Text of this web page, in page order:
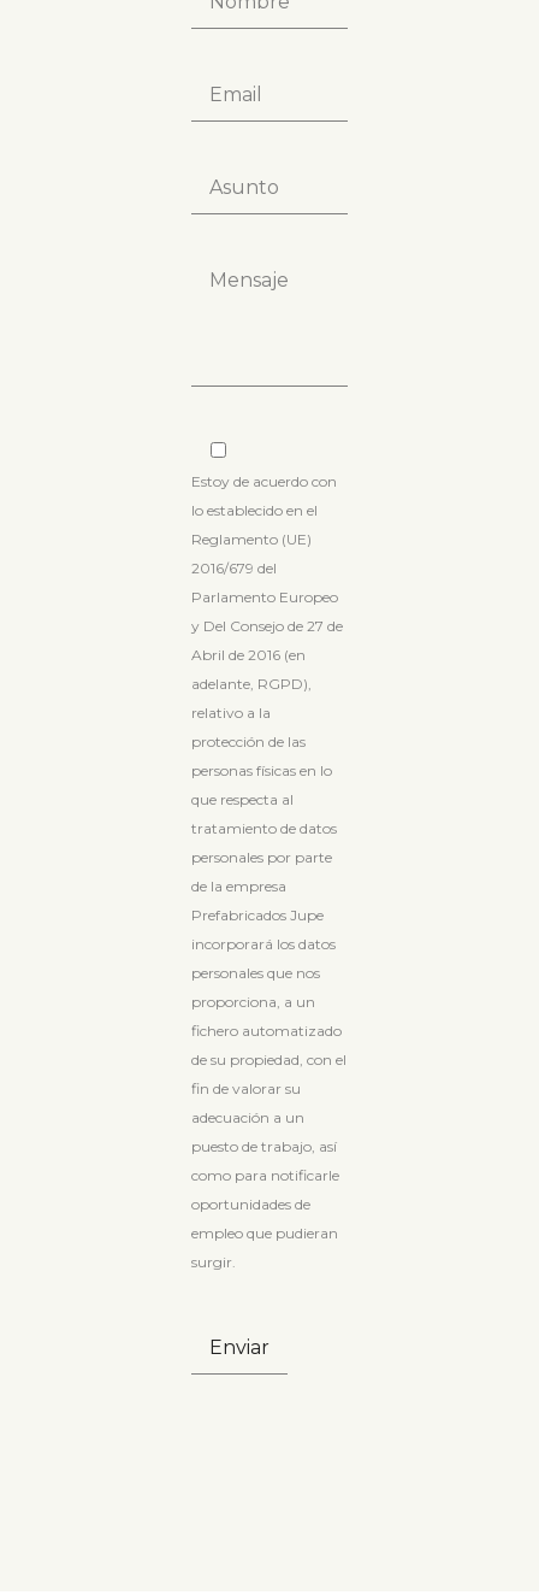
Estoy de acuerdo con
lo establecido en el
Reglamento (UE)
2016/679 del
Parlamento Europeo
y Del Consejo de 27 de
Abril de 2016 (en
adelante, RGPD),
relativo a la
protección de las
personas físicas en lo
que respecta al
tratamiento de datos
personales por parte
de la empresa
Prefabricados Jupe
incorporará los datos
personales que nos
proporciona, a un
fichero automatizado
de su propiedad, con el
fin de valorar su
adecuación a un
puesto de trabajo, así
como para notificarle
oportunidades de
empleo que pudieran
surgir.